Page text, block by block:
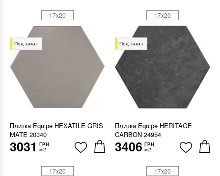
Под заказ
Плитка Equipe HEXATILE GRIS
MATE 20340
3031 ГРН
м2
17x20
Под заказ
Плитка Equipe HERITAGE
CARBON 24954
3406 ГРН
м2
17x20
17x20 17x20